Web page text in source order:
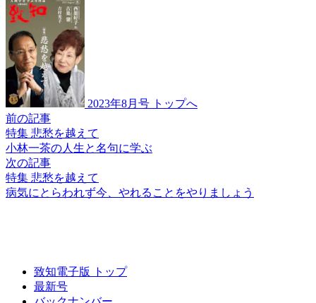
2023年8月号 トップへ
前の記事
特集 悲愁を越えて
小林一茶の人生と名句に学ぶ
次の記事
特集 悲愁を越えて
病気にとらわれず今、 やれることをやりましょう
致知電子版 トップ
最新号